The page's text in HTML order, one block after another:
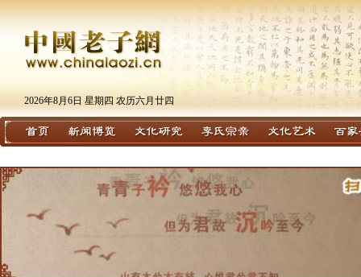
2026年8月6日 星期四 农历六月廿四